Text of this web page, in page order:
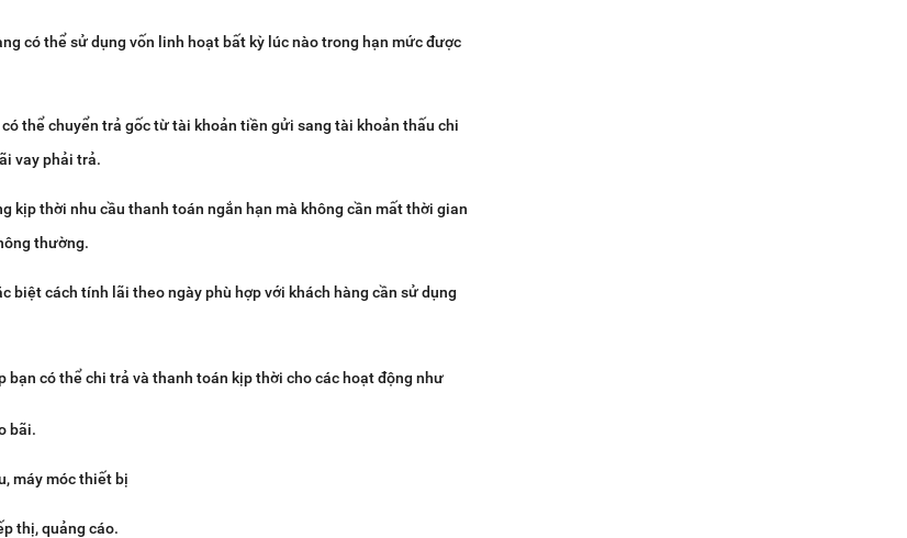
có thể sử dụng vốn linh hoạt bất kỳ lúc nào trong hạn mức được
thể chuyển trả gốc từ tài khoản tiền gửi sang tài khoản thấu chi
vay phải trả.
kịp thời nhu cầu thanh toán ngắn hạn mà không cần mất thời gian
thường.
biệt cách tính lãi theo ngày phù hợp với khách hàng cần sử dụng
bạn có thể chi trả và thanh toán kịp thời cho các hoạt động như
bãi.
máy móc thiết bị
thị, quảng cáo.